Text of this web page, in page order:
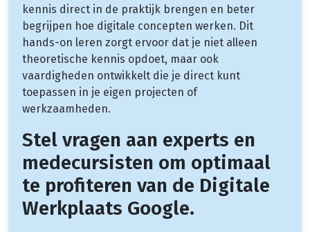
kennis direct in de praktijk brengen en beter
begrijpen hoe digitale concepten werken. Dit
hands-on leren zorgt ervoor dat je niet alleen
theoretische kennis opdoet, maar ook
vaardigheden ontwikkelt die je direct kunt
toepassen in je eigen projecten of
werkzaamheden.
Stel vragen aan experts en
medecursisten om optimaal
te profiteren van de Digitale
Werkplaats Google.